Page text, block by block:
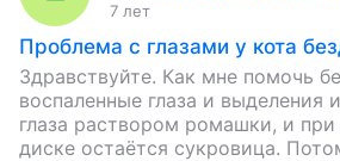
7 лет
Проблема с глазами у кота
Здравствуйте. Как мне помочь
воспаленные глаза и выделения
глаза раствором ромашки, и
диске остаётся сукровица.